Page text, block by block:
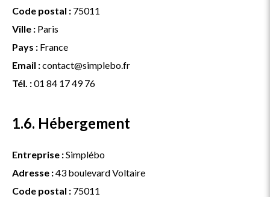
Code postal : 75011
Ville : Paris
Pays : France
Email :contact@simplebo.fr
Tél. :01 84 17 49 76
1.6. Hébergement
Entreprise :Simplébo
Adresse :43 boulevard Voltaire
Code postal : 75011